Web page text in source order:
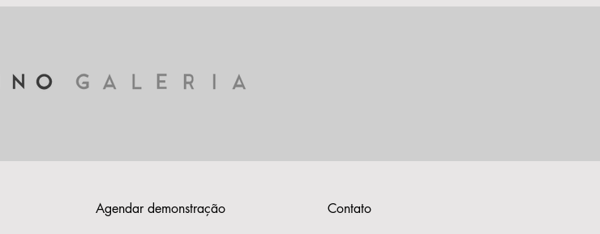
Agendar demonstração Contato